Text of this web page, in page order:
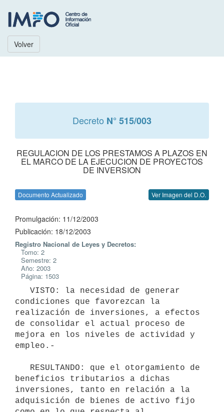
Volver
Decreto N° 515/003
REGULACION DE LOS PRESTAMOS A PLAZOS EN
EL MARCO DE LA EJECUCION DE PROYECTOS
DE INVERSION
Documento Actualizado Ver Imagen del D.O.
Promulgación: 11/12/2003
Publicación: 18/12/2003
Registro Nacional de Leyes y Decretos:
Tomo: 2
Semestre: 2
Año: 2003
Página: 1503
condiciones que favorezcan la
realización de inversiones, a efectos
de consolidar el actual proceso de
mejora en los niveles de actividad y
empleo.-
beneficios tributarios a dichas
inversiones, tanto en relación a la
adquisición de bienes de activo fijo